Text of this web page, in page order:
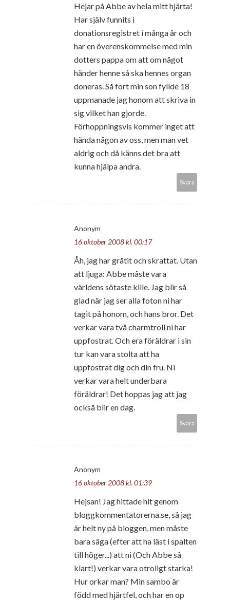
Hejar på Abbe av hela mitt hjärta!
Har själv funnits i
donationsregistret i många år och
har en överenskommelse med min
dotters pappa om att om något
händer henne så ska hennes organ
doneras. Så fort min son fyllde 18
uppmanade jag honom att skriva in
sig vilket han gjorde.
Förhoppningsvis kommer inget att
hända någon av oss, men man vet
aldrig och då känns det bra att
kunna hjälpa andra.
Svara
Anonym
16 oktober 2008 kl. 00:17
Åh, jag har gråtit och skrattat. Utan
att ljuga: Abbe måste vara
världens sötaste kille. Jag blir så
glad när jag ser alla foton ni har
tagit på honom, och hans bror. Det
verkar vara två charmtroll ni har
uppfostrat. Och era föräldrar i sin
tur kan vara stolta att ha
uppfostrat dig och din fru. Ni
verkar vara helt underbara
föräldrar! Det hoppas jag att jag
också blir en dag.
Svara
Anonym
16 oktober 2008 kl. 01:39
Hejsan! Jag hittade hit genom
bloggkommentatorerna.se, så jag
är helt ny på bloggen, men måste
bara säga (efter att ha läst i spalten
till höger...) att ni (Och Abbe så
klart!) verkar vara otroligt starka!
Hur orkar man? Min sambo är
född med hjärtfel, och har en op